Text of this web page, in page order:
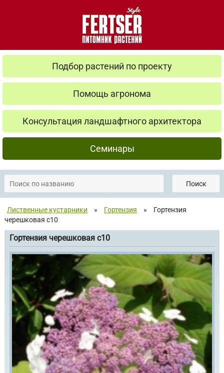
Подбор растений по проекту
Помощь агронома
Консультация ландшафтного архитектора
Семинары
Поиск
Лиственные кустарники » Гортензия »
Гортензия
черешковая с10
Гортензия черешковая с10